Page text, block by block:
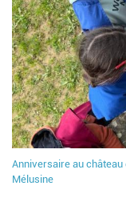
Anniversaire au château
Mélusine